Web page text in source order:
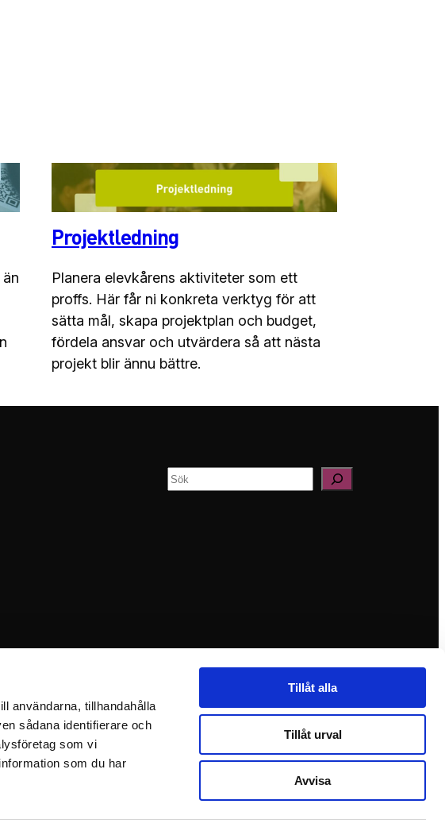
användarna, tillhandahålla
sådana identifierare och
som vi
som du har
Tillåt alla
Tillåt urval
Avvisa
Projektledning
Planera elevkårens aktiviteter som ett
proffs. Här får ni konkreta verktyg för att
sätta mål, skapa projektplan och budget,
fördela ansvar och utvärdera så att nästa
projekt blir ännu bättre.
Sök